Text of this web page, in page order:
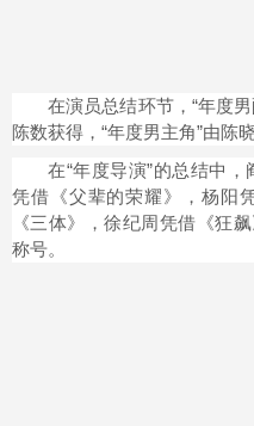
在演员总结环节，“年度
陈数获得，“年度男主角”由陈
在“年度导演”的总结中
凭借《父辈的荣耀》，杨阳
《三体》，徐纪周凭借《狂
称号。